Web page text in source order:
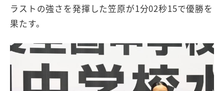
ラストの強さを発揮した笠原が1分02秒15で優勝を
果たす。